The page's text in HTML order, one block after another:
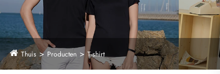
Thuis Producten T-shirt